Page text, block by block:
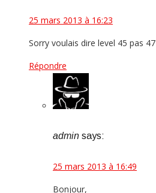
25 mars 2013 à 16:23
Sorry voulais dire level 45 pas 47
Répondre
admin says:
25 mars 2013 à 16:49
Bonjour,